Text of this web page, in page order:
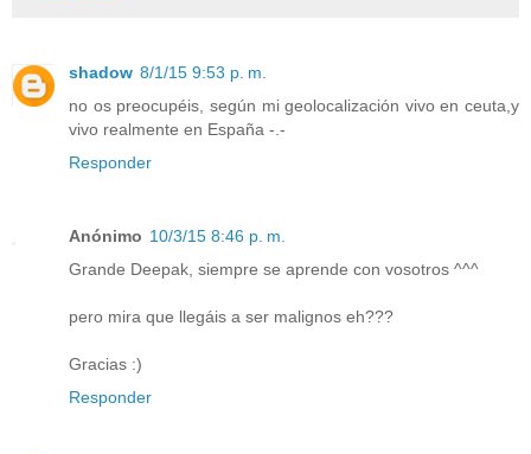
shadow 8/1/15 9:53 p. m.
no os preocupéis, según mi geolocalización vivo en ceuta,y
vivo realmente en España -.-
Responder
Anónimo 10/3/15 8:46 p. m.
Grande Deepak, siempre se aprende con vosotros ^^^
pero mira que llegáis a ser malignos eh???
Gracias :)
Responder